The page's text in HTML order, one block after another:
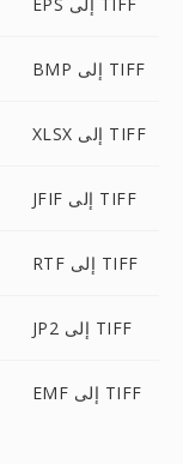
BMP إلى TIFF
XLSX إلى TIFF
JFIF إلى TIFF
RTF إلى TIFF
JP2 إلى TIFF
EMF إلى TIFF